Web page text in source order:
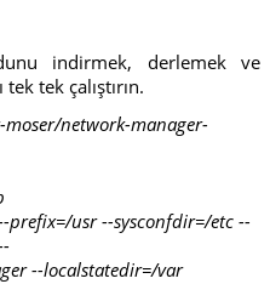
indirmek, derlemek ve
tek çalıştırın.
network-manager-
usr --sysconfdir=/etc --
--localstatedir=/var